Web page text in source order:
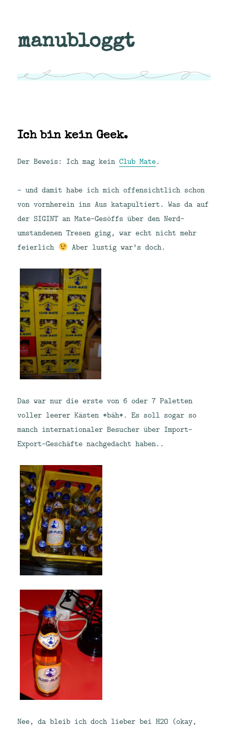
manubloggt
Ich bin kein Geek.
Der Beweis: Ich mag keinClub Mate.
– und damit habe ich mich offensichtlich schon
von vornherein ins Aus katapultiert. Was da auf
der SIGINT an Mate-Gesöffs über den Nerd-
umstandenen Tresen ging, war echt nicht mehr
feierlich
Aber lustig war’s doch.
Das war nur die erste von 6 oder 7 Paletten
voller leerer Kästen *bäh*. Es soll sogar so
manch internationaler Besucher über Import-
Export-Geschäfte nachgedacht haben..
Nee, da bleib ich doch lieber bei H2O (okay,